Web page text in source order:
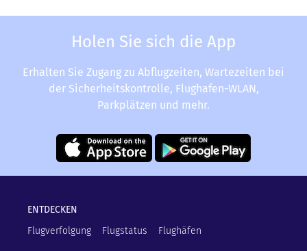
Holen Sie sich die App
Erhalten Sie Zugang zu Abflugzeiten, Wartezeiten bei
der Sicherheitskontrolle, Flughafen-WLAN,
Parkplätzen und mehr.
ENTDECKEN
Flugverfolgung
Flugstatus Flughäfen